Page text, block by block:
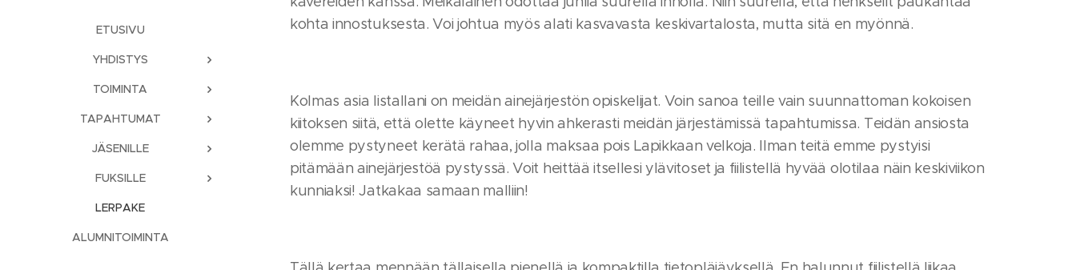
ETUSIVU
YHDISTYS
TOIMINTA
TAPAHTUMAT
JÄSENILLE
FUKSILLE
LERPAKE
ALUMNITOIMINTA
kohta innostuksesta. Voi johtua myös alati kasvavasta keskivartalosta, mutta sitä en myönnä.
Kolmas asia listallani on meidän ainejärjestön opiskelijat. Voin sanoa teille vain suunnattoman kokoisen
kiitoksen siitä, että olette käyneet hyvin ahkerasti meidän järjestämissä tapahtumissa. Teidän ansiosta
olemme pystyneet kerätä rahaa, jolla maksaa pois Lapikkaan velkoja. Ilman teitä emme pystyisi
pitämään ainejärjestöä pystyssä. Voit heittää itsellesi ylävitoset ja fiilistellä hyvää olotilaa näin keskiviikon
kunniaksi! Jatkakaa samaan malliin!